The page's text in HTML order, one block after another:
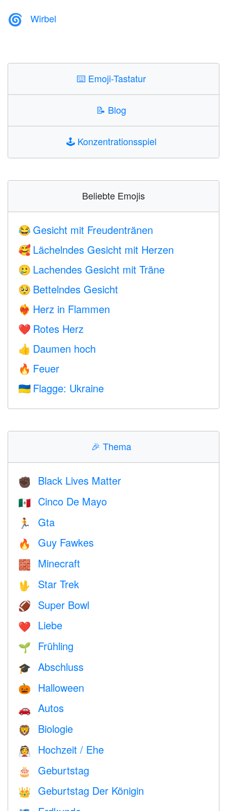
🌀 Wirbel
⌨️ Emoji-Tastatur
📝 Blog
🕹️ Konzentrationsspiel
Beliebte Emojis
😂 Gesicht mit Freudentränen
🥰 Lächelndes Gesicht mit Herzen
🥲 Lachendes Gesicht mit Träne
🥺 Bettelndes Gesicht
❤️‍🔥 Herz in Flammen
❤️ Rotes Herz
👍 Daumen hoch
🔥 Feuer
🇺🇦 Flagge: Ukraine
🎉 Thema
✊🏿 Black Lives Matter
🇲🇽 Cinco De Mayo
🏃 Gta
🔥 Guy Fawkes
🧱 Minecraft
🖖 Star Trek
🏈 Super Bowl
❤️️ Liebe
🌱 Frühling
🎓 Abschluss
🎃 Halloween
🚗 Autos
🦁 Biologie
👰 Hochzeit / Ehe
🎂 Geburtstag
👑 Geburtstag Der Königin